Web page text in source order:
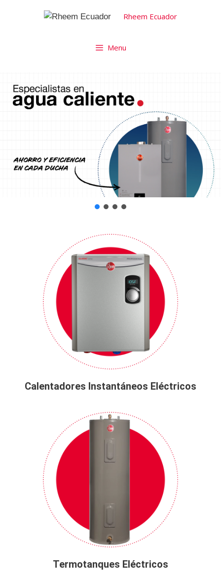
Rheem Ecuador
Menu
Calentadores Instantáneos Eléctricos
Termotanques Eléctricos